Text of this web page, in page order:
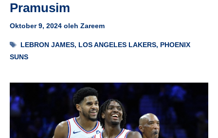
Pramusim
Oktober 9, 2024 oleh Zareem
Tag
LEBRON JAMES, LOS ANGELES LAKERS, PHOENIX
SUNS